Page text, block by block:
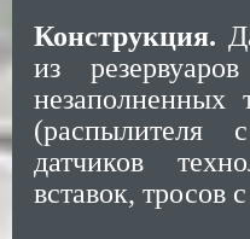
Конструкция.
из
незаполненных
(распылителя
датчиков
вставок, тросов